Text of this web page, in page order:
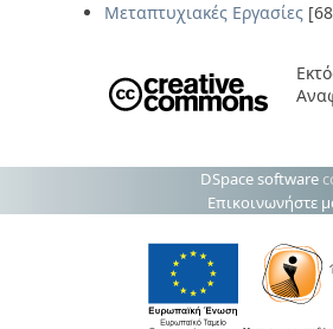
Μεταπτυχιακές Εργασίες
DSpace software
Επικοινωνήστε